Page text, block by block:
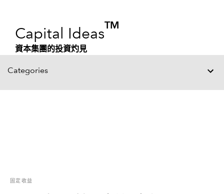
Capital Ideas
TM
資本集團的投資灼見
Categories
固定收益